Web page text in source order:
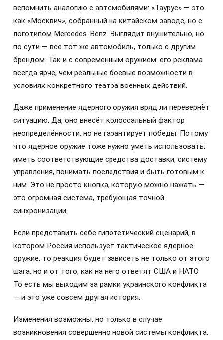
вспомнить аналогию с автомобилями: «Таурус» — это
как «Москвич», собранный на китайском заводе, но с
логотипом Mercedes-Benz. Выглядит внушительно, но
по сути — всё тот же автомобиль, только с другим
брендом. Так и с современным оружием: его реклама
всегда ярче, чем реальные боевые возможности в
условиях конкретного театра военных действий.
Даже применение ядерного оружия вряд ли перевернёт
ситуацию. Да, оно внесёт колоссальный фактор
неопределённости, но не гарантирует победы. Потому
что ядерное оружие тоже нужно уметь использовать:
иметь соответствующие средства доставки, систему
управления, понимать последствия и быть готовым к
ним. Это не просто кнопка, которую можно нажать —
это огромная система, требующая точной
синхронизации.
Если представить себе гипотетический сценарий, в
котором Россия использует тактическое ядерное
оружие, то реакция будет зависеть не только от этого
шага, но и от того, как на него ответят США и НАТО.
То есть мы выходим за рамки украинского конфликта
— и это уже совсем другая история.
Изменения возможны, но только в случае
возникновения совершенно новой системы конфликта.